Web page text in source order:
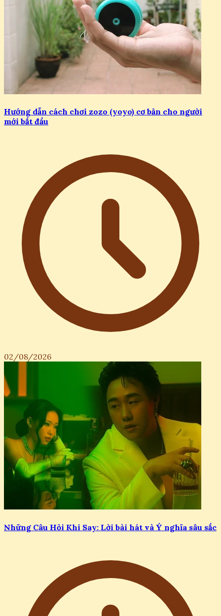
Hướng dẫn cách chơi zozo (yoyo) cơ bản cho người
mới bắt đầu
02/08/2026
Những Câu Hỏi Khi Say: Lời bài hát và Ý nghĩa sâu sắc